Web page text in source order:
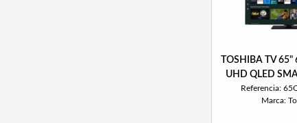
TOSHIBA TV
UHD QLED
Referencia:
Marca: